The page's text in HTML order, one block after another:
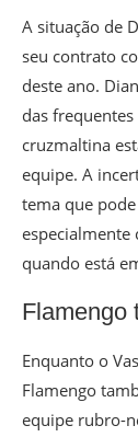
A situação de
seu contrato
deste ano.
das
cruzmaltina
equipe. A
tema que
quando está
Flamengo
Enquanto o
Flamengo
equipe rubro-